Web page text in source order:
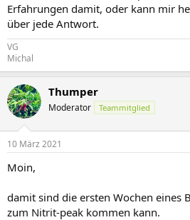
Erfahrungen damit, oder kann mir
über jede Antwort.
VG
Michal
Thumper
Moderator Teammitglied
10 März 2021
Moin,
damit sind die ersten Wochen eines
zum Nitrit-peak kommen kann.